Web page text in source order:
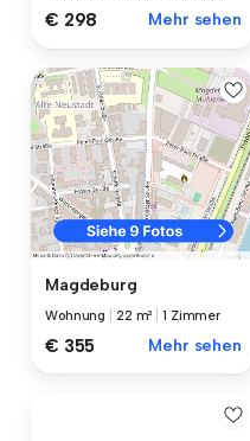
€ 298 Mehr sehen
Magdeburg
Wohnung 22 m² |1 Zimmer
€ 355 Mehr sehen